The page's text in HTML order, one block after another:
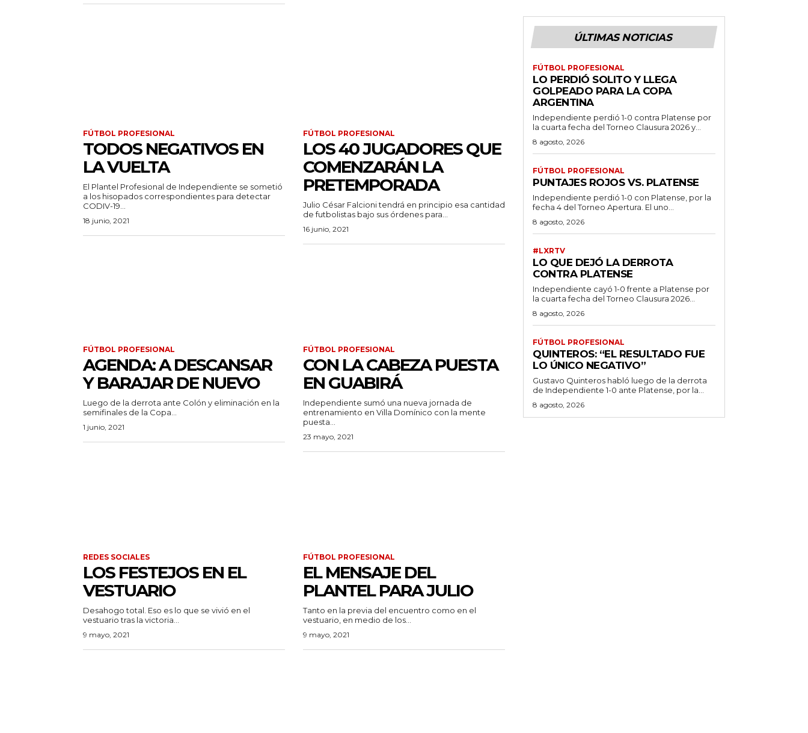
FÚTBOL PROFESIONAL
TODOS NEGATIVOS EN
LA VUELTA
El Plantel Profesional de Independiente se sometió
a los hisopados correspondientes para detectar
CODIV-19...
18 junio, 2021
FÚTBOL PROFESIONAL
LOS 40 JUGADORES QUE
COMENZARÁN LA
PRETEMPORADA
Julio César Falcioni tendrá en principio esa cantidad
de futbolistas bajo sus órdenes para...
16 junio, 2021
FÚTBOL PROFESIONAL
AGENDA: A DESCANSAR
Y BARAJAR DE NUEVO
Luego de la derrota ante Colón y eliminación en la
semifinales de la Copa...
1 junio, 2021
FÚTBOL PROFESIONAL
CON LA CABEZA PUESTA
EN GUABIRÁ
Independiente sumó una nueva jornada de
entrenamiento en Villa Domínico con la mente
puesta...
23 mayo, 2021
REDES SOCIALES
LOS FESTEJOS EN EL
VESTUARIO
Desahogo total. Eso es lo que se vivió en el
vestuario tras la victoria...
9 mayo, 2021
FÚTBOL PROFESIONAL
EL MENSAJE DEL
PLANTEL PARA JULIO
Tanto en la previa del encuentro como en el
vestuario, en medio de los...
9 mayo, 2021
ÚLTIMAS NOTICIAS
FÚTBOL PROFESIONAL
LO PERDIÓ SOLITO Y LLEGA
GOLPEADO PARA LA COPA
ARGENTINA
Independiente perdió 1-0 contra Platense por
la cuarta fecha del Torneo Clausura 2026 y...
8 agosto, 2026
FÚTBOL PROFESIONAL
PUNTAJES ROJOS VS. PLATENSE
Independiente perdió 1-0 con Platense, por la
fecha 4 del Torneo Apertura. El uno...
8 agosto, 2026
#LXRTV
LO QUE DEJÓ LA DERROTA
CONTRA PLATENSE
Independiente cayó 1-0 frente a Platense por
la cuarta fecha del Torneo Clausura 2026...
8 agosto, 2026
FÚTBOL PROFESIONAL
QUINTEROS: “EL RESULTADO FUE
LO ÚNICO NEGATIVO”
Gustavo Quinteros habló luego de la derrota
de Independiente 1-0 ante Platense, por la...
8 agosto, 2026